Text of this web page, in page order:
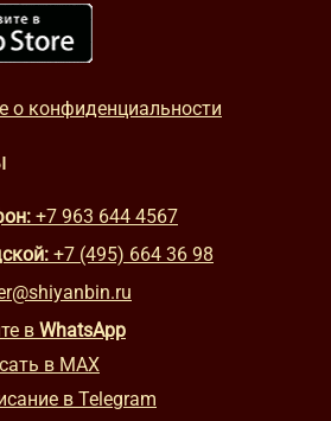
о конфиденциальности
+7 963 644 4567
+7 (495) 664 36 98
в WhatsApp
в MAX
в Telegram